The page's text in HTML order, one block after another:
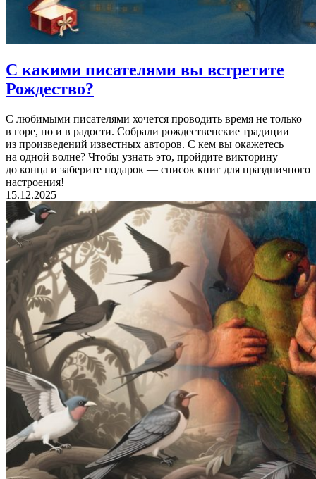
С какими писателями вы встретите
Рождество?
С любимыми писателями хочется проводить время не только
в горе, но и в радости. Собрали рождественские традиции
из произведений известных авторов. С кем вы окажетесь
на одной волне? Чтобы узнать это, пройдите викторину
до конца и заберите подарок — список книг для праздничного
настроения!
15.12.2025